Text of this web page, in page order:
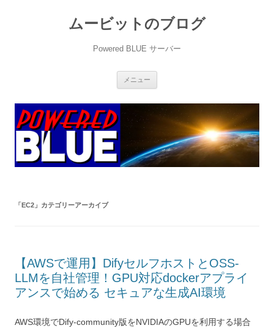
ムービットのブログ
Powered BLUE サーバー
メニュー
ツ
ッ
プ
「EC2 」カテゴリーアーカイブ
【AWSで運用】DifyセルフホストとOSS-
LLMを自社管理！GPU対応dockerアプライ
アンスで始める セキュアな生成AI環境
AWS環境でDify-community版をNVIDIAのGPUを利用する場合